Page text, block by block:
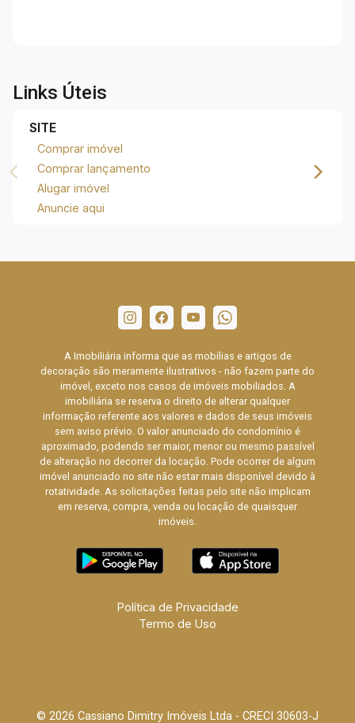
Links Úteis
SITE
Comprar imóvel
Comprar lançamento
Alugar imóvel
Anuncie aqui
A Imobiliária informa que as mobílias e artigos de
decoração são meramente ilustrativos - não fazem parte do
imóvel, exceto nos casos de imóveis mobiliados. A
imobiliária se reserva o direito de alterar qualquer
informação referente aos valores e dados de seus imóveis
sem aviso prévio. O valor anunciado do condomínio é
aproximado, podendo ser maior, menor ou mesmo passível
de alteração no decorrer da locação. Pode ocorrer de algum
imóvel anunciado no site não estar mais disponível devido à
rotatividade. As solicitações feitas pelo site não implicam
em reserva, compra, venda ou locação de quaisquer
imóveis.
Política de Privacidade
Termo de Uso
© 2026 Cassiano Dimitry Imóveis Ltda - CRECI 30603-J